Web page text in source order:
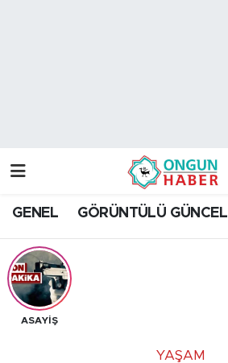
GENEL GÖRÜNTÜLÜ GÜNCEL
ASAYİŞ
YAŞAM
Trafik Durumu
Tüm Manşetler
Son Dakika Haberleri